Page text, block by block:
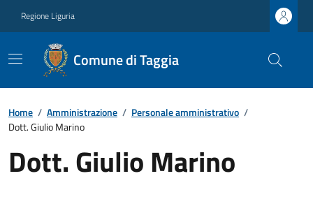
Regione Liguria
Comune di Taggia
Home / Amministrazione / Personale amministrativo /
Dott. Giulio Marino
Dott. Giulio Marino